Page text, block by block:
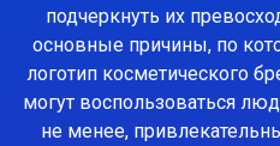
подчеркнуть их
основные причины, по
логотип косметического
могут воспользоваться
не менее,